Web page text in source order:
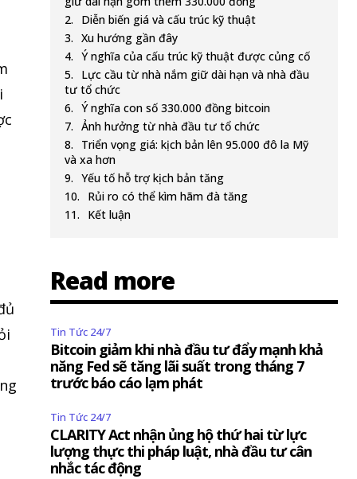
Diễn biến giá và cấu trúc kỹ thuật
Xu hướng gần đây
Ý nghĩa của cấu trúc kỹ thuật được củng cố
Lực cầu từ nhà nắm giữ dài hạn và nhà đầu
tư tổ chức
Ý nghĩa con số 330.000 đồng bitcoin
Ảnh hưởng từ nhà đầu tư tổ chức
Triển vọng giá: kịch bản lên 95.000 đô la Mỹ
và xa hơn
Yếu tố hỗ trợ kịch bản tăng
Rủi ro có thể kìm hãm đà tăng
Kết luận
Read more
Tin Tức 24/7
Bitcoin giảm khi nhà đầu tư đẩy mạnh khả
năng Fed sẽ tăng lãi suất trong tháng 7
trước báo cáo lạm phát
Tin Tức 24/7
CLARITY Act nhận ủng hộ thứ hai từ lực
lượng thực thi pháp luật, nhà đầu tư cân
nhắc tác động